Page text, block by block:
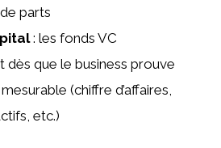
parts
: les fonds VC
dès que le business prouve
(chiffre d’affaires,
etc.)